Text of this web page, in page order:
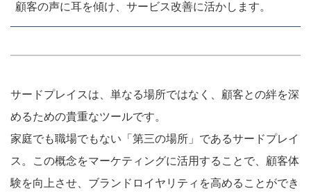
顧客の声に耳を傾け、サービス改善に活かします。
サードプレイスは、単なる場所ではなく、顧客との絆を深
めるための貴重なツールです。
家庭でも職場でもない「第三の場所」であるサードプレイ
ス。この概念をマーケティングに活用することで、顧客体
験を向上させ、ブランドロイヤリティを高めることができ